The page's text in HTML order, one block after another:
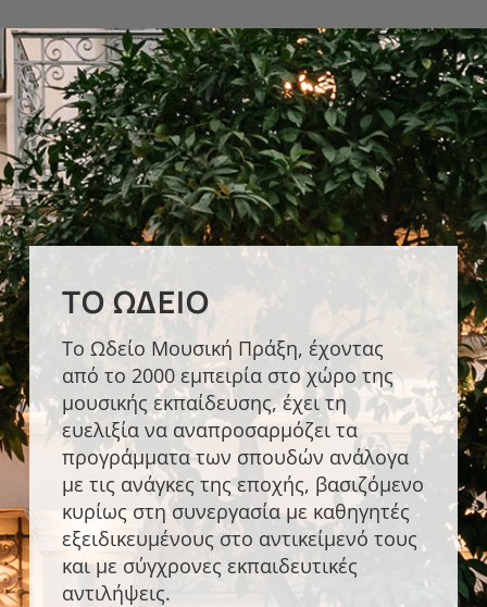
ΤΟ ΩΔΕΊΟ
Το Ωδείο Μουσική Πράξη, έχοντας
από το 2000 εμπειρία στο χώρο της
μουσικής εκπαίδευσης, έχει τη
ευελιξία να αναπροσαρμόζει τα
προγράμματα των σπουδών ανάλογα
με τις ανάγκες της εποχής, βασιζόμενο
κυρίως στη συνεργασία με καθηγητές
εξειδικευμένους στο αντικείμενό τους
και με σύγχρονες εκπαιδευτικές
αντιλήψεις.